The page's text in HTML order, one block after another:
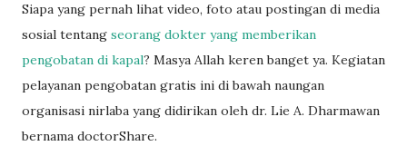
Siapa yang pernah lihat video, foto atau postingan di media
sosial tentang seorang dokter yang memberikan
pengobatan di kapal? Masya Allah keren banget ya. Kegiatan
pelayanan pengobatan gratis ini di bawah naungan
organisasi nirlaba yang didirikan oleh dr. Lie A. Dharmawan
bernama doctorShare.